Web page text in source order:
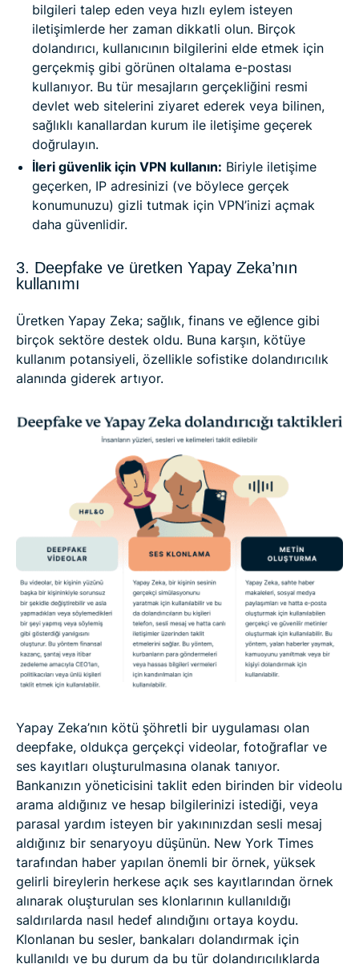
bilgileri talep eden veya hızlı eylem isteyen
iletişimlerde her zaman dikkatli olun. Birçok
dolandırıcı, kullanıcının bilgilerini elde etmek için
gerçekmiş gibi görünen oltalama e-postası
kullanıyor. Bu tür mesajların gerçekliğini resmi
devlet web sitelerini ziyaret ederek veya bilinen,
sağlıklı kanallardan kurum ile iletişime geçerek
doğrulayın.
İleri güvenlik için VPN kullanın: Biriyle iletişime
geçerken, IP adresinizi (ve böylece gerçek
konumunuzu) gizli tutmak için VPN’inizi açmak
daha güvenlidir.
3. Deepfake ve üretken Yapay Zeka’nın
kullanımı
Üretken Yapay Zeka; sağlık, finans ve eğlence gibi
birçok sektöre destek oldu. Buna karşın, kötüye
kullanım potansiyeli, özellikle sofistike dolandırıcılık
alanında giderek artıyor.
Yapay Zeka’nın kötü şöhretli bir uygulaması olan
deepfake, oldukça gerçekçi videolar, fotoğraflar ve
ses kayıtları oluşturulmasına olanak tanıyor.
Bankanızın yöneticisini taklit eden birinden bir videolu
arama aldığınız ve hesap bilgilerinizi istediği, veya
parasal yardım isteyen bir yakınınızdan sesli mesaj
aldığınız bir senaryoyu düşünün. New York Times
tarafından haber yapılan önemli bir örnek, yüksek
gelirli bireylerin herkese açık ses kayıtlarından örnek
alınarak oluşturulan ses klonlarının kullanıldığı
saldırılarda nasıl hedef alındığını ortaya koydu.
Klonlanan bu sesler, bankaları dolandırmak için
kullanıldı ve bu durum da bu tür dolandırıcılıklarda